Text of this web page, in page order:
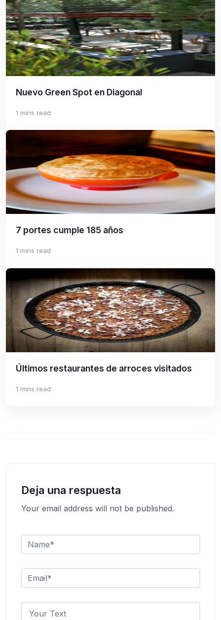
Nuevo Green Spot en Diagonal
1 mins read
7 portes cumple 185 años
1 mins read
Últimos restaurantes de arroces visitados
1 mins read
Deja una respuesta
Your email address will not be published.